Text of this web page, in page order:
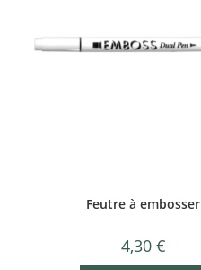
Feutre à embosser
4,30 €